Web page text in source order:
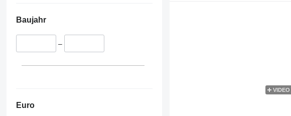
Baujahr
–
Euro
VIDEO